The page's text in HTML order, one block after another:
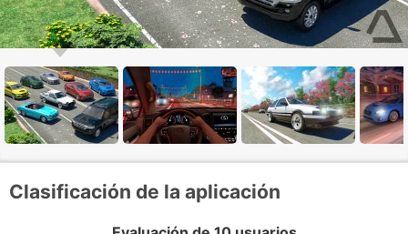
Clasificación de la aplicación